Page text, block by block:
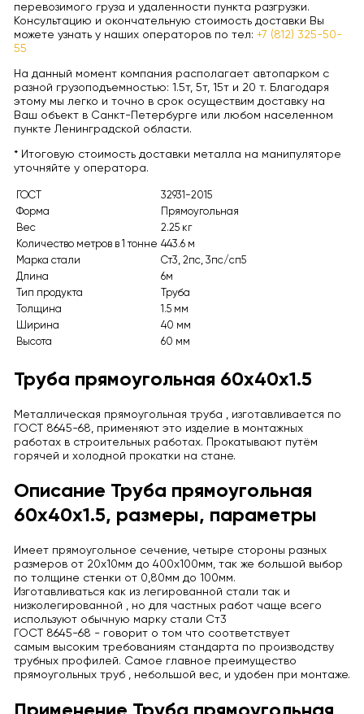
перевозимого груза и удаленности пункта разгрузки.
Консультацию и окончательную стоимость доставки Вы
можете узнать у наших операторов по тел: +7 (812) 325-50-
55
На данный момент компания располагает автопарком с
разной грузоподъемностью: 1.5т, 5т, 15т и 20 т. Благодаря
этому мы легко и точно в срок осуществим доставку на
Ваш объект в Санкт-Петербурге или любом населенном
пункте Ленинградской области.
* Итоговую стоимость доставки металла на манипуляторе
уточняйте у оператора.
ГОСТ
32931-2015
Форма
Прямоугольная
Вес
2.25 кг
Количество метров в 1 тонне 443.6 м
Марка стали
Ст3, 2пс, 3пс/сп5
Длина
6м
Тип продукта
Труба
Толщина
1.5 мм
Ширина
40 мм
Высота
60 мм
Труба прямоугольная 60х40х1.5
Металлическая прямоугольная труба , изготавливается по
ГОСТ 8645-68, применяют это изделие в монтажных
работах в строительных работах. Прокатывают путём
горячей и холодной прокатки на стане.
Описание Труба прямоугольная
60х40х1.5, размеры, параметры
Имеет прямоугольное сечение, четыре стороны разных
размеров от 20х10мм до 400х100мм, так же большой выбор
по толщине стенки от 0,80мм до 100мм.
Изготавливаться как из легированной стали так и
низколегированной , но для частных работ чаще всего
используют обычную марку стали Ст3
ГОСТ 8645-68 - говорит о том что соответствует
самым высоким требованиям стандарта по производству
трубных профилей. Самое главное преимущество
прямоугольных труб , небольшой вес, и удобен при монтаже.